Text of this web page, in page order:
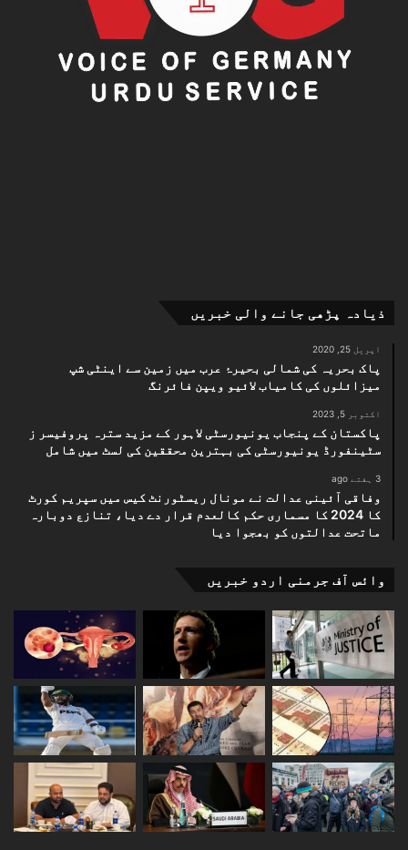
ذیادہ پڑھی جانے والی خبریں
اپریل 25, 2020
پاک بحریہ کی شمالی بحیرۂ عرب میں زمین سے اینٹی شپ
میزائلوں کی کامیاب لائیو ویپن فائرنگ
اکتوبر 5, 2023
پاکستان کے پنجاب یونیورسٹی لاہور کے مزید سترہ پروفیسر ز
سٹینفورڈ یونیورسٹی کی بہترین محققین کی لسٹ میں شامل
3 ہفتے ago
وفاقی آئینی عدالت نے مونال ریسٹورنٹ کیس میں سپریم کورٹ
کا 2024 کا مسماری حکم کالعدم قرار دے دیا، تنازع دوبارہ
ماتحت عدالتوں کو بھجوا دیا
وائس آف جرمنی اردو خبریں